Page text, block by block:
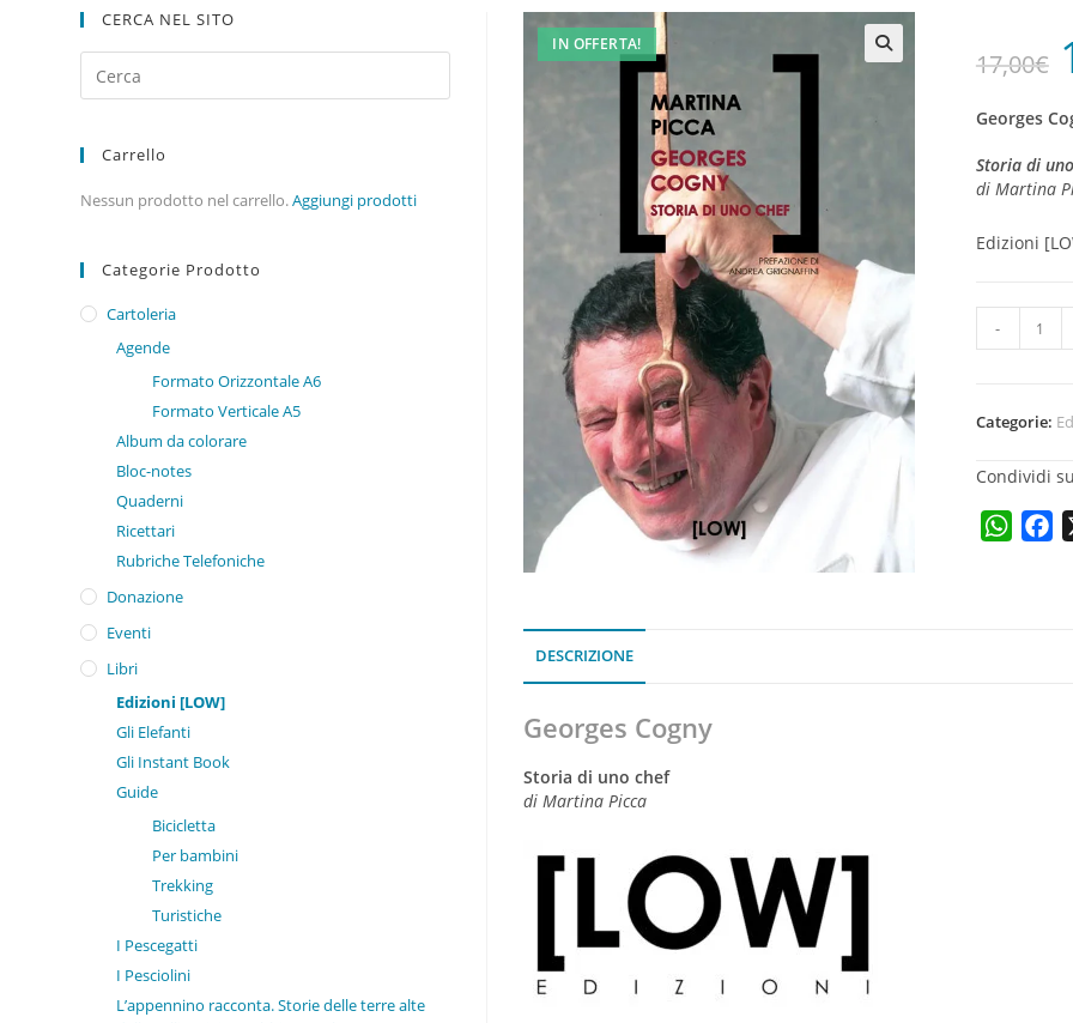
IN OFFERTA!
17,00€
Georges
Storia di
di Martina
Edizioni
-
Categorie:
Condividi
W
DESCRIZIONE
Georges Cogny
Storia di uno chef
di Martina Picca
CERCA NEL SITO
Carrello
Nessun prodotto nel carrello.Aggiungi prodotti
Categorie Prodotto
Cartoleria
Agende
Formato Orizzontale A6
Formato Verticale A5
Album da colorare
Bloc-notes
Quaderni
Ricettari
Rubriche Telefoniche
Donazione
Eventi
Libri
Edizioni [LOW]
Gli Elefanti
Gli Instant Book
Guide
Bicicletta
Per bambini
Trekking
Turistiche
I Pescegatti
I Pesciolini
L’appennino racconta. Storie delle terre alte